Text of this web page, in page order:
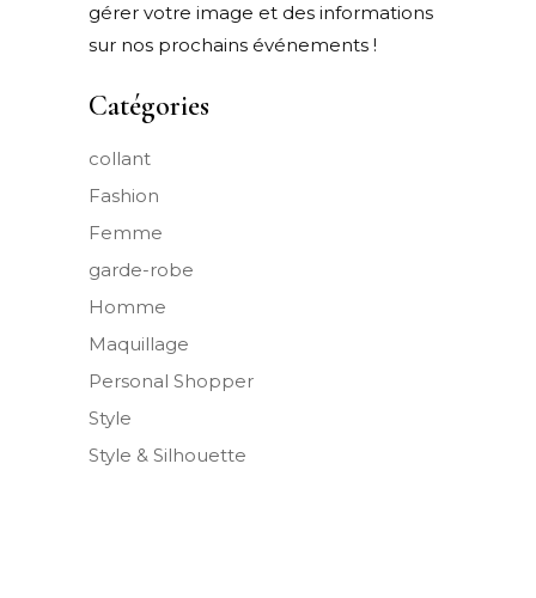
gérer votre image et des informations
sur nos prochains événements !
Catégories
collant
Fashion
Femme
garde-robe
Homme
Maquillage
Personal Shopper
Style
Style & Silhouette